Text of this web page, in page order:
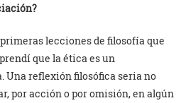
lecciones de filosofía que
que la ética es un
Una reflexión filosófica seria no
por acción o por omisión, en algún